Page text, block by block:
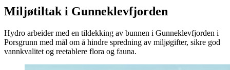
Miljøtiltak i Gunneklevfjorden
Hydro arbeider med en tildekking av bunnen i Gunneklevfjorden i
Porsgrunn med mål om å hindre spredning av miljøgifter, sikre god
vannkvalitet og reetablere flora og fauna.